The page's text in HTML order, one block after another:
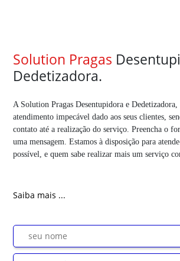
Solution Pragas
Dedetizadora.
A Solution Pragas Desentupidora e
atendimento impecável dado aos seus clientes,
contato até a realização do serviço. Preencha o
uma mensagem. Estamos à disposição para
possível, e quem sabe realizar mais um serviço
Saiba mais ...